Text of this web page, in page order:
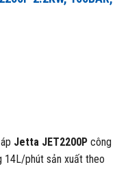
Jetta JET2200Pcông
14L/phút sản xuất theo